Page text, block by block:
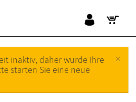
×
inaktiv, daher wurde Ihre
starten Sie eine neue